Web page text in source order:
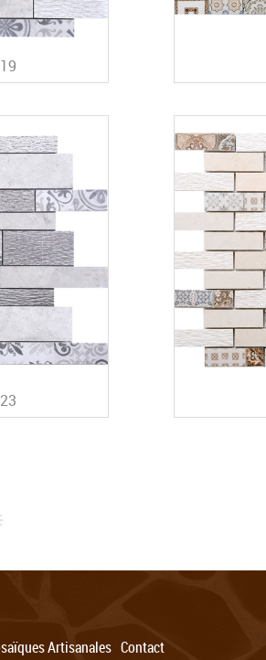
Artisanales Contact